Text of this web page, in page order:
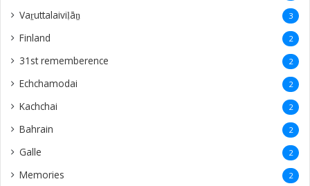
Vaṟuttalaiviḷāṉ 3
Finland 2
31st rememberence 2
Echchamodai 2
Kachchai 2
Bahrain 2
Galle 2
Memories 2